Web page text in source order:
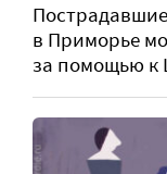
в Приморье
за помощью к